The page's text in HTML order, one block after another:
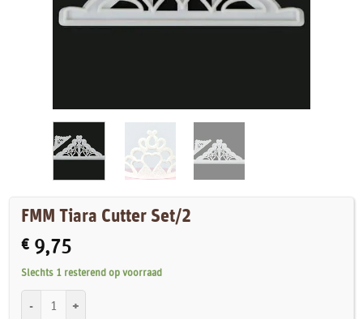
FMM Tiara Cutter Set/2
€ 9,75
Slechts 1 resterend op voorraad